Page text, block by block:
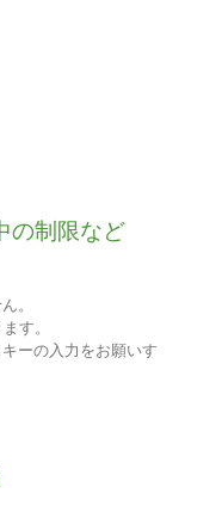
の制限など
。
す。
ーの入力をお願いす